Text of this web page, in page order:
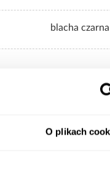
O plikach
blacha